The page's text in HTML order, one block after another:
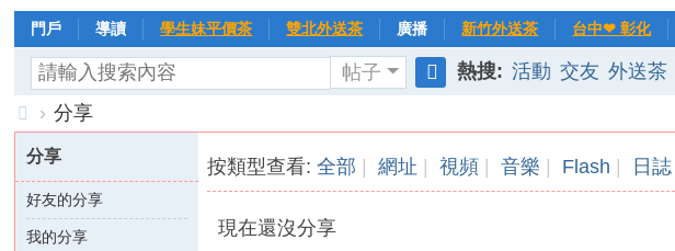
門戶 導讀 學生妹平價茶 雙北外送茶 廣播 新竹外送茶 台中❤ 彰化
帖子
索
熱搜: 活動 交友 外送茶
台
灣
外
送
› 分享
分享
好友的分享
我的分享
按類型查看:全部 網址 視頻 音樂 Flash 日誌
現在還沒分享